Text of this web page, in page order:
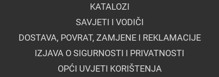
KATALOZI
SAVJETI I VODIČI
DOSTAVA, POVRAT, ZAMJENE I REKLAMACIJE
IZJAVA O SIGURNOSTI I PRIVATNOSTI
OPĆI UVJETI KORIŠTENJA